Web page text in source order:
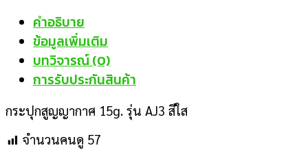
คำอธิบาย
ข้อมูลเพิ่มเติม
บทวิจารณ์ (0)
การรับประกันสินค้า
กระปุกสูญญากาศ 15g. รุ่น AJ3 สีใส
จำนวนคนดู 57